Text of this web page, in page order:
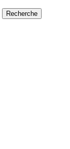
Recherche